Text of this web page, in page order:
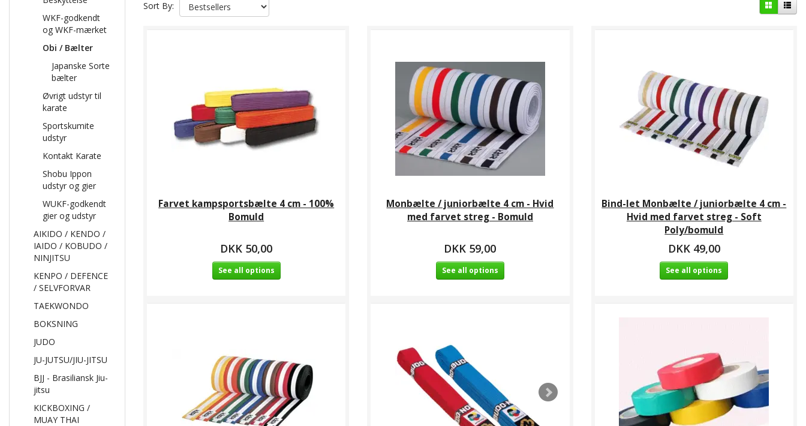
WKF-godkendt
og WKF-mærket
Obi / Bælter
Japanske Sorte
bælter
Øvrigt udstyr til
karate
Sportskumite
udstyr
Kontakt Karate
Shobu Ippon
udstyr og gier
WUKF-godkendt
gier og udstyr
AIKIDO / KENDO /
IAIDO / KOBUDO /
NINJITSU
KENPO / DEFENCE
/ SELVFORVAR
TAEKWONDO
BOKSNING
JUDO
JU-JUTSU/JIU-JITSU
BJJ - Brasiliansk Jiu-
jitsu
KICKBOXING /
MUAY THAI
Sort By:
Farvet kampsportsbælte 4 cm - 100%
Bomuld
DKK 50,00
See all options
Monbælte / juniorbælte 4 cm - Hvid
med farvet streg - Bomuld
DKK 59,00
See all options
Bind-let Monbælte / juniorbælte 4 cm -
Hvid med farvet streg - Soft
Poly/bomuld
DKK 49,00
See all options